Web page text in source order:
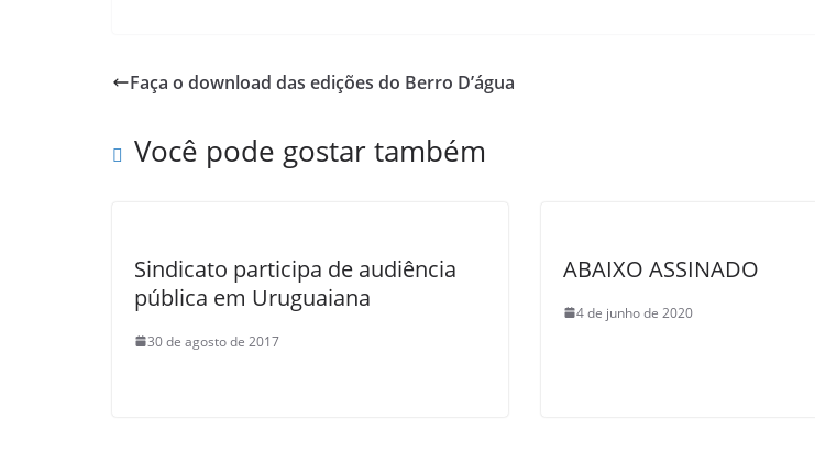
e
o
s
p
er e
Faça o download das edições do Berro D’água
Você pode gostar também
Sindicato participa de audiência
pública em Uruguaiana
30 de agosto de 2017
ABAIXO ASSINADO
4 de junho de 2020